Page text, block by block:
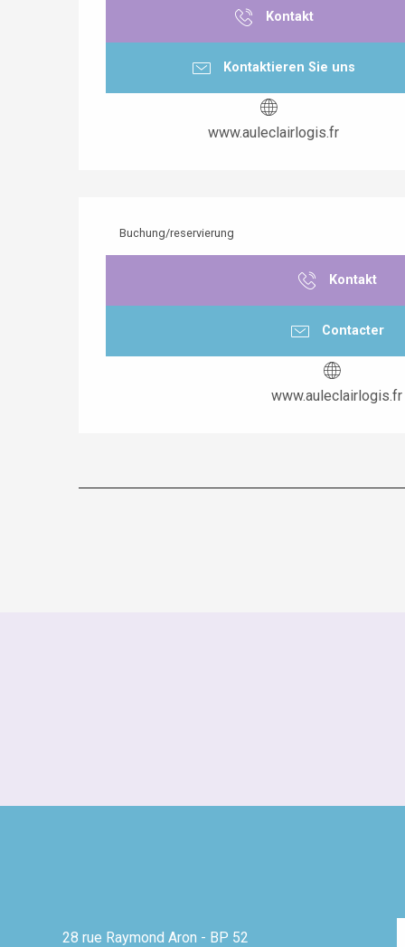
Kontakt
Kontaktieren Sie uns
www.auleclairlogis.fr
Buchung/reservierung
Kontakt
Contacter
www.auleclairlogis.fr
28 rue Raymond Aron - BP 52